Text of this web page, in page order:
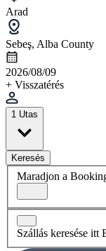
Arad
Sebeş, Alba County
2026/08/09
+ Visszatérés
1 Utas
Keresés
Maradjon a
Szállás keresése itt